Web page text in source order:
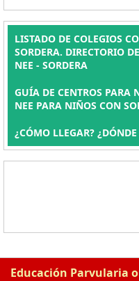
LISTADO DE COLEGIOS
SORDERA. DIRECTORIO
NEE - SORDERA
GUÍA DE CENTROS PARA
NEE PARA NIÑOS CON
¿CÓMO LLEGAR?
Educación Parvularia